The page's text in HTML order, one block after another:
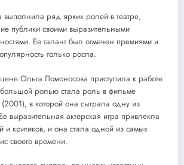
ряд ярких ролей в театре,
публики своими выразительными
Ее талант был отмечен премиями и
только росла.
Ольга Ломоносова приступила к работе
ролью стала роль в фильме
в которой она сыграла одну из
выразительная актерская игра привлекла
и критиков, и она стала одной из самых
своего времени.